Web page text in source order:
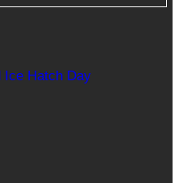
Ice Hatch Day